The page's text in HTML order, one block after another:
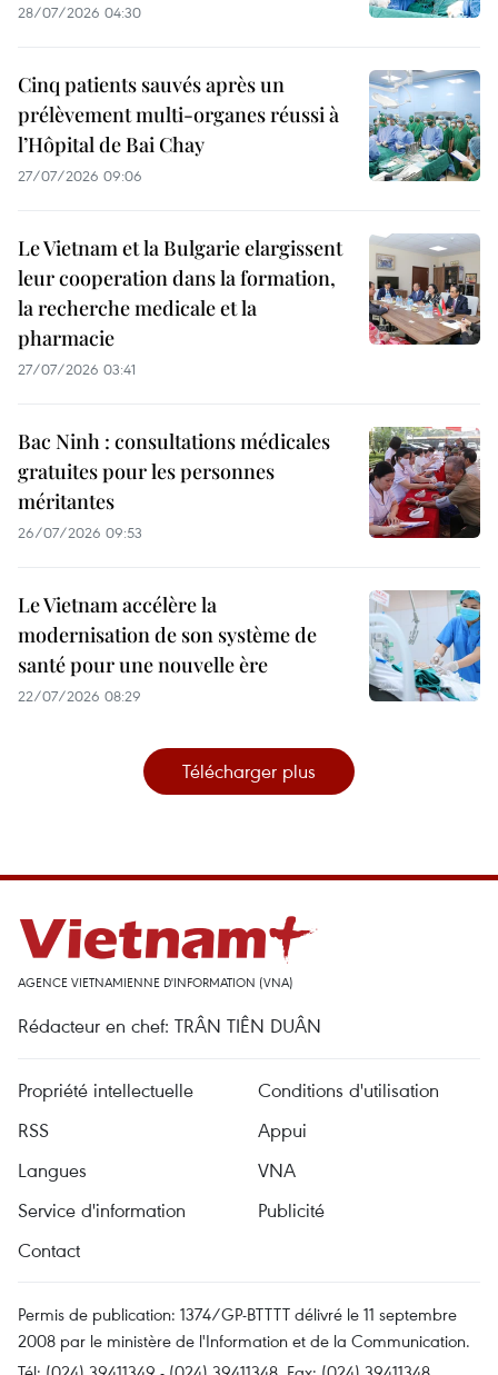
28/07/2026 04:30
Cinq patients sauvés après un
prélèvement multi-organes réussi à
l’Hôpital de Bai Chay
27/07/2026 09:06
Le Vietnam et la Bulgarie elargissent
leur cooperation dans la formation,
la recherche medicale et la
pharmacie
27/07/2026 03:41
Bac Ninh : consultations médicales
gratuites pour les personnes
méritantes
26/07/2026 09:53
Le Vietnam accélère la
modernisation de son système de
santé pour une nouvelle ère
22/07/2026 08:29
Télécharger plus
AGENCE VIETNAMIENNE D'INFORMATION (VNA)
Rédacteur en chef: TRÂN TIÊN DUÂN
Propriété intellectuelle
Conditions d'utilisation
RSS
Appui
Langues
VNA
Service d'information
Publicité
Contact
Permis de publication: 1374/GP-BTTTT délivré le 11 septembre
2008 par le ministère de l'Information et de la Communication.